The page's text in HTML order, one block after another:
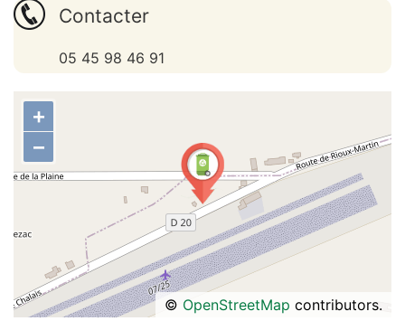
Contacter
05 45 98 46 91
+
−
© OpenStreetMap contributors.